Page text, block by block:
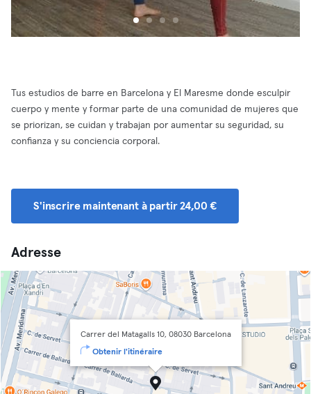
Tus estudios de barre en Barcelona y El Maresme donde esculpir
cuerpo y mente y formar parte de una comunidad de mujeres que
se priorizan, se cuidan y trabajan por aumentar su seguridad, su
confianza y su conciencia corporal.
S'inscrire maintenant à partir 24,00 €
Adresse
Carrer del Matagalls 10, 08030 Barcelona
Obtenir l'itinéraire